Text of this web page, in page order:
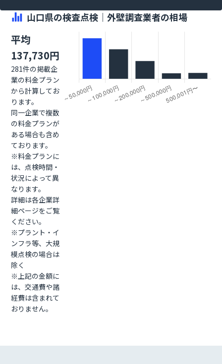
山口県の検査点検｜外壁調査業者の相場
平均
137,730円
281件の掲載企
業の料金プラン
から計算してお
ります。
同一企業で複数
の料金プランが
ある場合も含め
ております。
※料金プランに
は、点検時間・
状況によって異
なります。
詳細は各企業詳
細ページをご覧
ください。
※プラント・イ
ンフラ等、大規
模点検の場合は
除く
※上記の金額に
は、交通費や諸
経費は含まれて
おりません。